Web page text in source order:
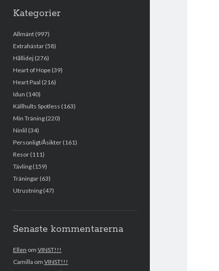
Kategorier
Allmänt(997)
Extrahästar(58)
Hållidej(276)
Heart of Hope(39)
Heart Paal (216)
Idun (140)
Källhults Spotless (163)
Min Träning(220)
Ninlil (34)
Personligt/Åsikter(161)
Resor(111)
Tävling(159)
Träningar(63)
Utrustning(47)
Senaste kommentarerna
Ellen om VINST!!!
Camilla om VINST!!!